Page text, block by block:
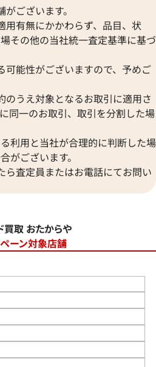
ございます。
用有無にかかわらず、品目、状
その他の当社統一査定基準に基づ
可能性がございますので、予めご
のうえ対象となるお取引に適用さ
同一のお取引、取引を分割した場
利用と当社が合理的に判断した場
がございます。
ら査定員またはお電話にてお問い
買取 おたからや
ーン対象店舗